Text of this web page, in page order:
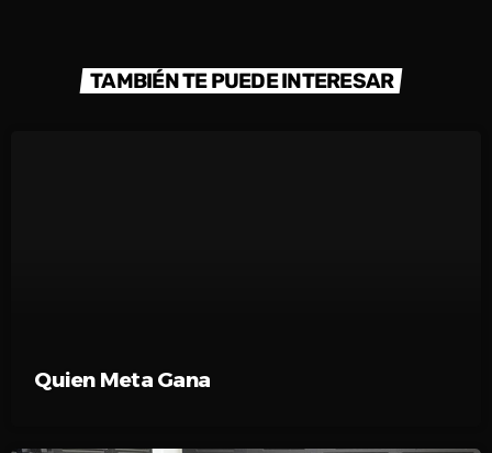
TAMBIÉN TE PUEDE INTERESAR
Quien Meta Gana